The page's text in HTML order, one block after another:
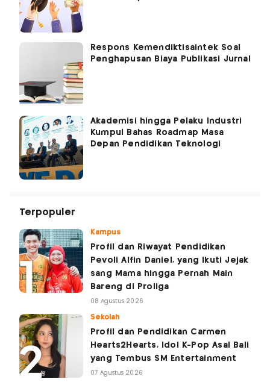
Respons Kemendiktisaintek Soal
Penghapusan Biaya Publikasi Jurnal
Akademisi hingga Pelaku Industri
Kumpul Bahas Roadmap Masa
Depan Pendidikan Teknologi
Terpopuler
Kampus
Profil dan Riwayat Pendidikan
Pevoli Alfin Daniel, yang Ikuti Jejak
sang Mama hingga Pernah Main
Bareng di Proliga
08 Agustus 2026
Sekolah
Profil dan Pendidikan Carmen
Hearts2Hearts, Idol K-Pop Asal Bali
yang Tembus SM Entertainment
07 Agustus 2026